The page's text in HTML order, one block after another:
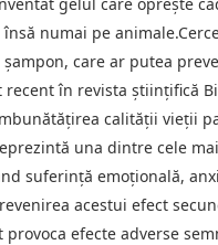
numai pe
care ar putea
în revista ştiinţifică
calităţii vieţii
una dintre cele
suferinţă emoţională,
acestui efect
efecte adverse